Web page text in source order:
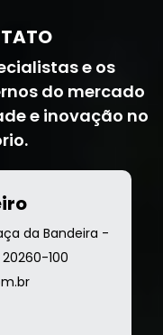
e os
do mercado
e inovação no
da Bandeira -
100